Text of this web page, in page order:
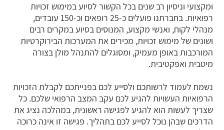
ומקצועי וניסיון רב שנים בכל הקשור לסיוע במימוש זכויות
רפואיות. בחברתנו פועלים כ-25 רופאים וכ-150 עובדים,
מנהלי לקוח, ואנשי מקצוע, המנוסים בסיוע במקרים רבים
ושונים של מימוש זכויות, מכירים את המערכות הבירוקרטיות
המורכבות באופן מעמיק, ומסוגלים להתנהל מולן בצורה
מיטבית ואפקטיבית.
נשמח לעמוד לרשותכם ולסייע לכם בפנייתכם לקבלת הזכויות
הרפואיות העשויות להגיע לכם עקב המצב הרפואי שלכם. כל
שצריך לעשות הוא להגיע לפגישה ראשונית, במהלכה נציג את
הדרכים שבהן נוכל לסייע לכם בתהליך. פגישה זו אינה כרוכה